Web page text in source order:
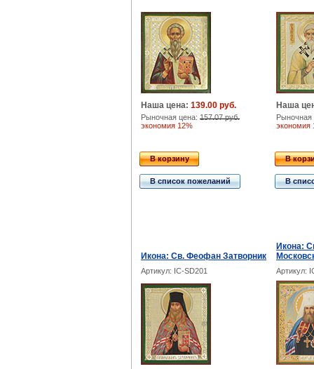
Наша цена: 139.00 руб.
Рыночная цена: 157.07 руб.
экономия 12%
Наша
экономия
В корзину
В список пожеланий
В
В
Икона: Св. Феофан Затворник
Икона:
Артикул: IC-SD201 Артикул: